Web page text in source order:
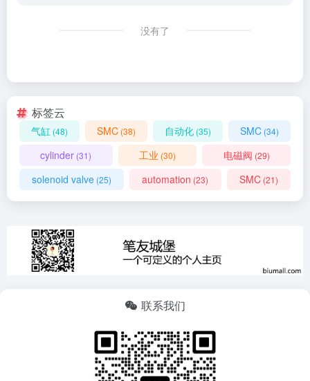
没有了
标签云
气缸 (48) SMC (38) 自动化 (35) SMC (34)
cylinder (31) 工业 (30) 电磁阀 (29)
solenoid valve (25) automation (23) SMC(21)
联系我们